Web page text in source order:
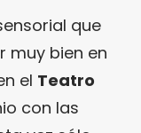
que
muy bien en
el Teatro
con las